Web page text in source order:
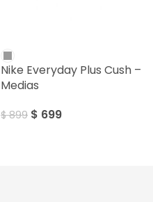
Nike Everyday Plus Cush –
Medias
$899 $ 699